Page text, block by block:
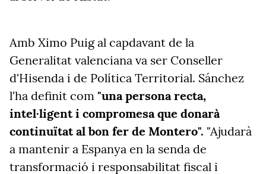
Amb Ximo Puig al capdavant de la
Generalitat valenciana va ser Conseller
d'Hisenda i de Política Territorial. Sánchez
l'ha definit com "una persona recta,
intel·ligent i compromesa que donarà
continuïtat al bon fer de Montero". "Ajudarà
a mantenir a Espanya en la senda de
transformació i responsabilitat fiscal i